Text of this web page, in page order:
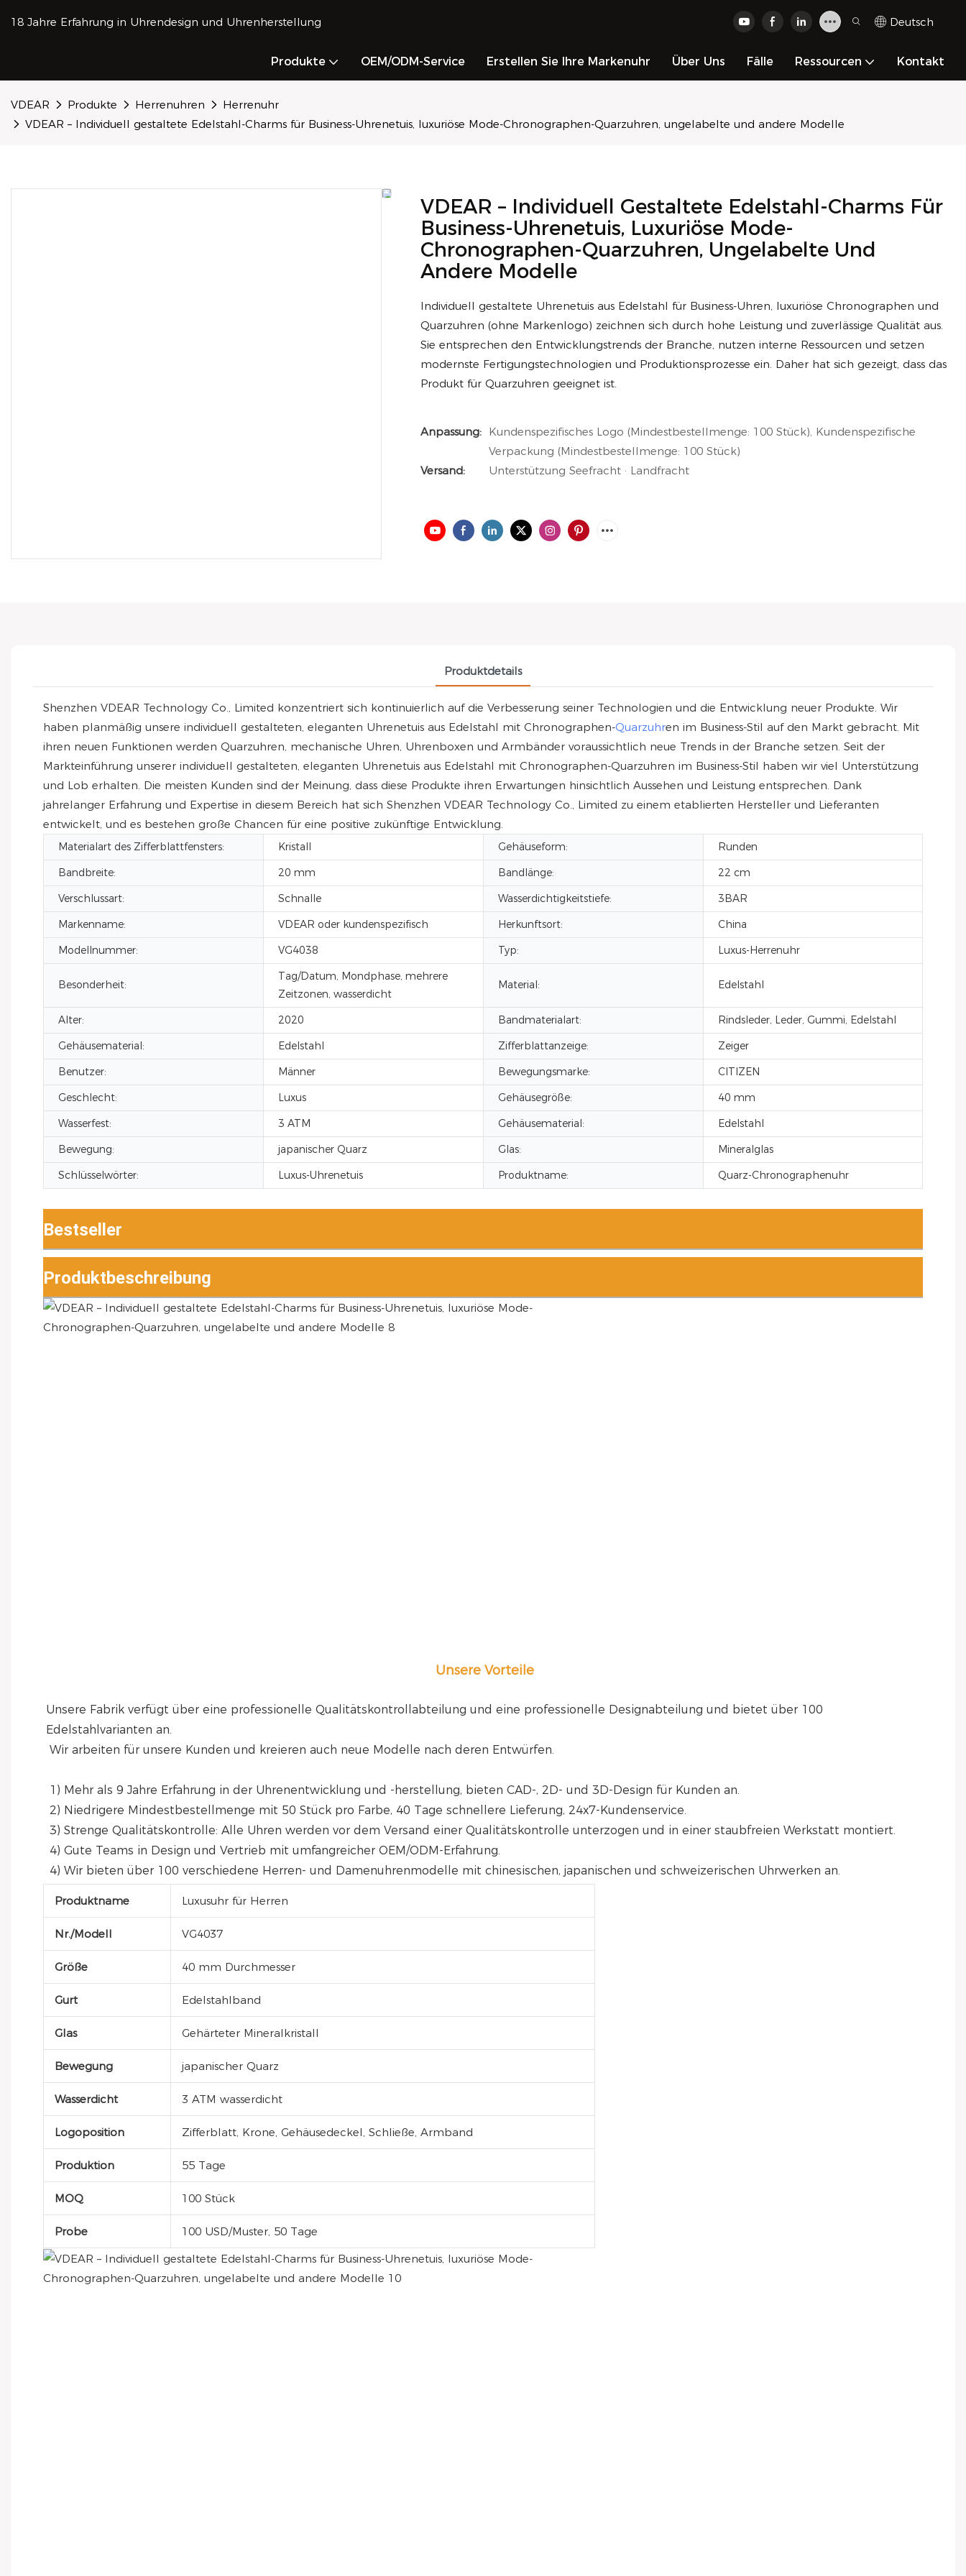
18 Jahre Erfahrung in Uhrendesign und Uhrenherstellung Deutsch
Produkte OEM/ODM-Service Erstellen Sie Ihre Markenuhr Über Uns Fälle Ressourcen Kontakt
VDEAR Produkte Herrenuhren
Herrenuhr
VDEAR – Individuell gestaltete Edelstahl-Charms für Business-Uhrenetuis, luxuriöse Mode-Chronographen-Quarzuhren, ungelabelte und andere Modelle
VDEAR – Individuell Gestaltete Edelstahl-Charms Für
Business-Uhrenetuis, Luxuriöse Mode-
Chronographen-Quarzuhren, Ungelabelte Und
Andere Modelle
Individuell gestaltete Uhrenetuis aus Edelstahl für Business-Uhren, luxuriöse Chronographen und
Quarzuhren (ohne Markenlogo) zeichnen sich durch hohe Leistung und zuverlässige Qualität aus.
Sie entsprechen den Entwicklungstrends der Branche, nutzen interne Ressourcen und setzen
modernste Fertigungstechnologien und Produktionsprozesse ein. Daher hat sich gezeigt, dass das
Produkt für Quarzuhren geeignet ist.
Anpassung: Kundenspezifisches Logo (Mindestbestellmenge: 100 Stück), Kundenspezifische
Verpackung (Mindestbestellmenge: 100 Stück)
Versand:
Unterstützung Seefracht · Landfracht
Produktdetails
Shenzhen VDEAR Technology Co., Limited konzentriert sich kontinuierlich auf die Verbesserung seiner Technologien und die Entwicklung neuer Produkte. Wir
haben planmäßig unsere individuell gestalteten, eleganten Uhrenetuis aus Edelstahl mit Chronographen-Quarzuhren im Business-Stil auf den Markt gebracht. Mit
ihren neuen Funktionen werden Quarzuhren, mechanische Uhren, Uhrenboxen und Armbänder voraussichtlich neue Trends in der Branche setzen. Seit der
Markteinführung unserer individuell gestalteten, eleganten Uhrenetuis aus Edelstahl mit Chronographen-Quarzuhren im Business-Stil haben wir viel Unterstützung
und Lob erhalten. Die meisten Kunden sind der Meinung, dass diese Produkte ihren Erwartungen hinsichtlich Aussehen und Leistung entsprechen. Dank
jahrelanger Erfahrung und Expertise in diesem Bereich hat sich Shenzhen VDEAR Technology Co., Limited zu einem etablierten Hersteller und Lieferanten
entwickelt, und es bestehen große Chancen für eine positive zukünftige Entwicklung.
Materialart des Zifferblattfensters: Kristall Gehäuseform:
Runden
Bandbreite:
20 mm Bandlänge:
22 cm
Verschlussart:
Schnalle Wasserdichtigkeitstiefe:
3BAR
Markenname:
VDEAR oder kundenspezifisch Herkunftsort:
China
Modellnummer:
VG4038 Typ: Luxus-Herrenuhr
Besonderheit:
Tag/Datum, Mondphase, mehrere
Zeitzonen, wasserdicht
Material: Edelstahl
Alter: 2020 Bandmaterialart:
Rindsleder, Leder, Gummi, Edelstahl
Gehäusematerial:
Edelstahl Zifferblattanzeige:
Zeiger
Benutzer:
Männer Bewegungsmarke:
CITIZEN
Geschlecht:
Luxus Gehäusegröße:
40 mm
Wasserfest:
3 ATM Gehäusematerial:
Edelstahl
Bewegung:
japanischer Quarz Glas:
Mineralglas
Schlüsselwörter:
Luxus-Uhrenetuis Produktname: Quarz-Chronographenuhr
Bestseller
Produktbeschreibung
Unsere Vorteile
Unsere Fabrik verfügt über eine professionelle Qualitätskontrollabteilung und eine professionelle Designabteilung und bietet über 100
Edelstahlvarianten an.
Wir arbeiten für unsere Kunden und kreieren auch neue Modelle nach deren Entwürfen.
1) Mehr als 9 Jahre Erfahrung in der Uhrenentwicklung und -herstellung, bieten CAD-, 2D- und 3D-Design für Kunden an.
2) Niedrigere Mindestbestellmenge mit 50 Stück pro Farbe, 40 Tage schnellere Lieferung, 24x7-Kundenservice.
3) Strenge Qualitätskontrolle: Alle Uhren werden vor dem Versand einer Qualitätskontrolle unterzogen und in einer staubfreien Werkstatt montiert.
4) Gute Teams in Design und Vertrieb mit umfangreicher OEM/ODM-Erfahrung.
4) Wir bieten über 100 verschiedene Herren- und Damenuhrenmodelle mit chinesischen, japanischen und schweizerischen Uhrwerken an.
Produktname Luxusuhr für Herren
Nr./Modell VG4037
Größe 40 mm Durchmesser
Gurt Edelstahlband
Glas Gehärteter Mineralkristall
Bewegung japanischer Quarz
Wasserdicht 3 ATM wasserdicht
Logoposition Zifferblatt, Krone, Gehäusedeckel, Schließe, Armband
Produktion 55 Tage
MOQ 100 Stück
Probe 100 USD/Muster, 50 Tage